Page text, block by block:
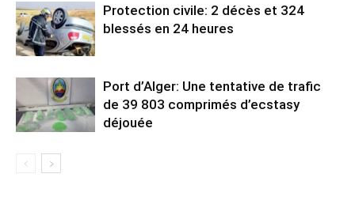
Protection civile: 2 décès et 324
blessés en 24 heures
Port d’Alger: Une tentative de trafic
de 39 803 comprimés d’ecstasy
déjouée